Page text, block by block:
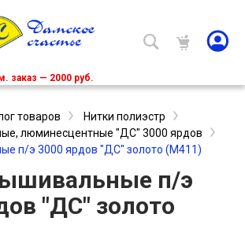
заказ — 2000 руб.
товаров
Нитки полиэстр
люминесцентные "ДС" 3000 ярдов
п/э 3000 ярдов "ДС" золото (M411)
п/э
"ДС" золото